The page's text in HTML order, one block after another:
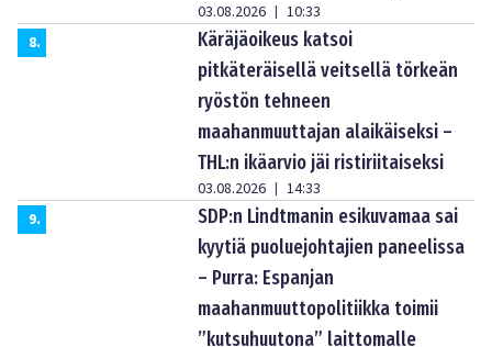
03.08.2026 | 10:33
8.
Käräjäoikeus katsoi
pitkäteräisellä veitsellä törkeän
ryöstön tehneen
maahanmuuttajan alaikäiseksi –
THL:n ikäarvio jäi ristiriitaiseksi
03.08.2026 | 14:33
9.
SDP:n Lindtmanin esikuvamaa sai
kyytiä puoluejohtajien paneelissa
– Purra: Espanjan
maahanmuuttopolitiikka toimii
”kutsuhuutona” laittomalle